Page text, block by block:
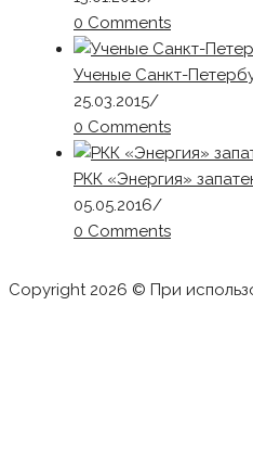
0 Comments
Ученые Санкт-
25.03.2015/
0 Comments
РКК «Энергия»
05.05.2016/
0 Comments
Copyright 2026 © При